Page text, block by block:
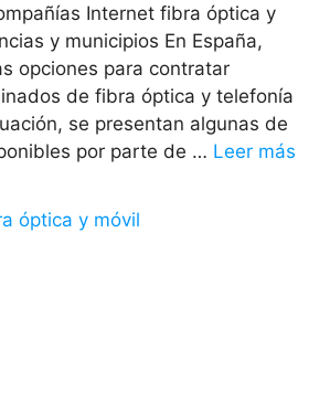
Internet fibra óptica y
y municipios En España,
opciones para contratar
de fibra óptica y telefonía
se presentan algunas de
por parte de … Leer más
óptica y móvil